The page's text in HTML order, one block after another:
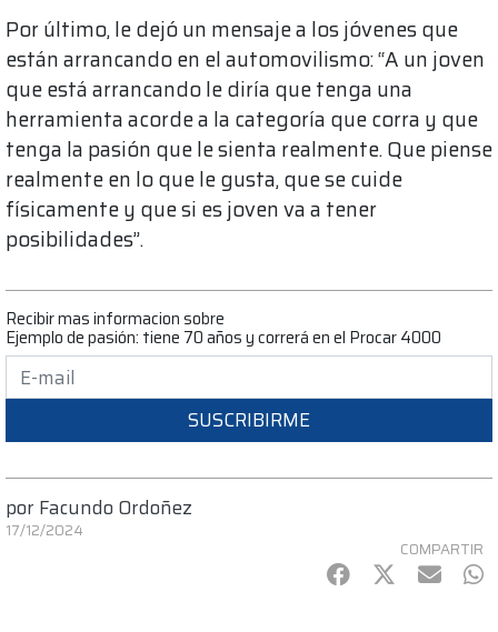
Por último, le dejó un mensaje a los jóvenes que
están arrancando en el automovilismo: “A un joven
que está arrancando le diría que tenga una
herramienta acorde a la categoría que corra y que
tenga la pasión que le sienta realmente. Que piense
realmente en lo que le gusta, que se cuide
físicamente y que si es joven va a tener
posibilidades”.
Recibir mas informacion sobre
Ejemplo de pasión: tiene 70 años y correrá en el Procar 4000
SUSCRIBIRME
por Facundo Ordoñez
17/12/2024
COMPARTIR
Facebook
Twitter
mail